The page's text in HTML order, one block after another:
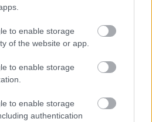
to enable storage
of the website or app.
to enable storage
to enable storage
authentication
adományoddal
működését!